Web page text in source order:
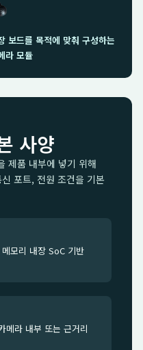
보드를 목적에 맞춰 구성하는
라 모듈
사양
제품 내부에 넣기 위해
포트, 전원 조건을 기본
모리 내장 SoC 기반
라 내부 또는 근거리